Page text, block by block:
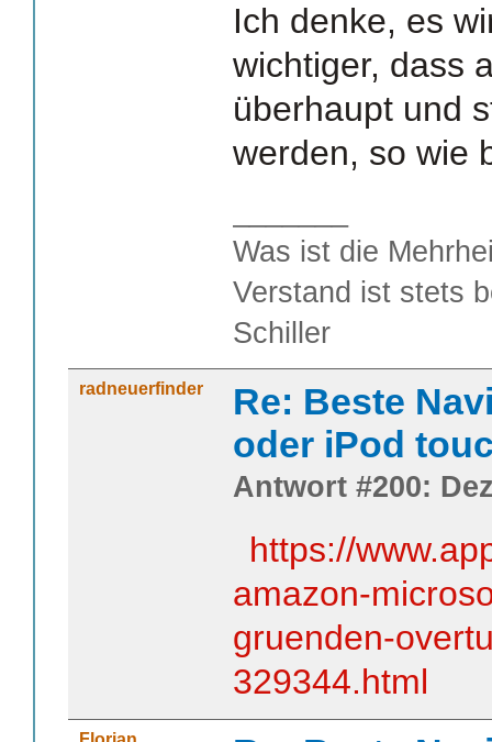
Ich denke, es
wichtiger, dass
überhaupt und
werden, so wie
Was ist die
Verstand ist stets
Schiller
radneuerfinder
Re: Beste
oder iPod
Antwort #200:
https://
amazon-
gruenden-
329344.html